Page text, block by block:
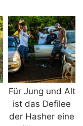
Für Jung und Alt
ist das Defilee
der Hasher eine